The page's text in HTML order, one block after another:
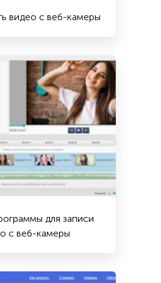
видео с веб-камеры
для записи
с веб-камеры